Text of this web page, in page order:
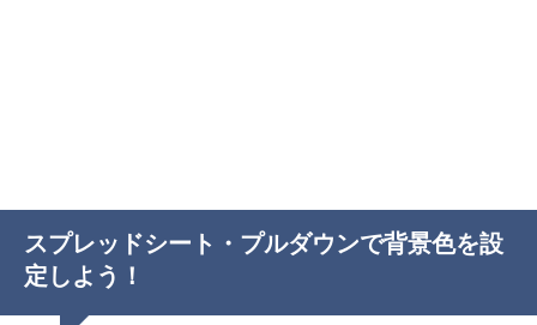
スプレッドシート・プルダウンで背景色を設
定しよう！